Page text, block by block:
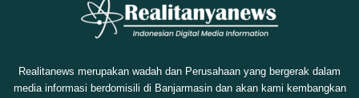
Realitanews merupakan wadah dan Perusahaan yang bergerak dalam
media informasi berdomisili di Banjarmasin dan akan kami kembangkan